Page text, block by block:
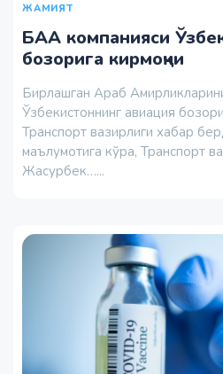
ЖАМИЯТ
БАА компанияси
бозорига кирмоқчи
Бирлашган Араб
Ўзбекистоннинг авиация
Транспорт вазирлиги хабар
маълумотига кўра, Транспорт
Жасурбек…...